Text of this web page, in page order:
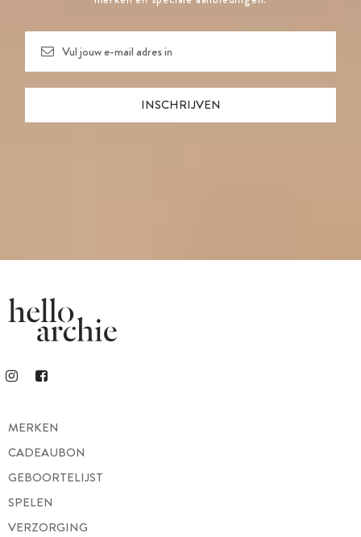
MERKEN
CADEAUBON
GEBOORTELIJST
SPELEN
VERZORGING